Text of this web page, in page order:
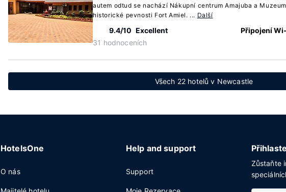
autem odtud se nachází Nákupní centrum Amajuba a
historické pevnosti Fort Amiel. ... Další
9.4/10 Excellent
31 hodnoceních
Připojení
Všech 22 hotelů v Newcastle
HotelsOne
O nás
Help and support
Support
Zůstaňte